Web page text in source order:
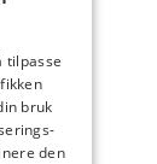
tilpasse
bruk
den